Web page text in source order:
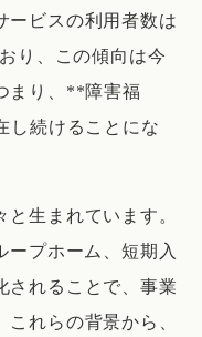
ービスの利用者数は
り、この傾向は今
まり、**障害福
続けることにな
生まれています。
プホーム、短期入
されることで、事業
れらの背景から、